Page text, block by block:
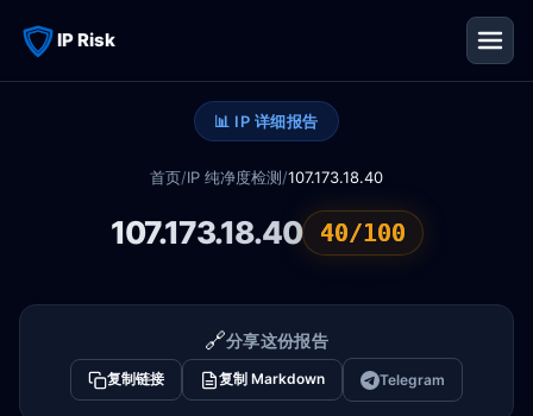
IP Risk
📊 IP 详细报告
首页/IP 纯净度检测/107.173.18.40
107.173.18.40 40/100
🔗分享这份报告
复制链接 复制 Markdown Telegram